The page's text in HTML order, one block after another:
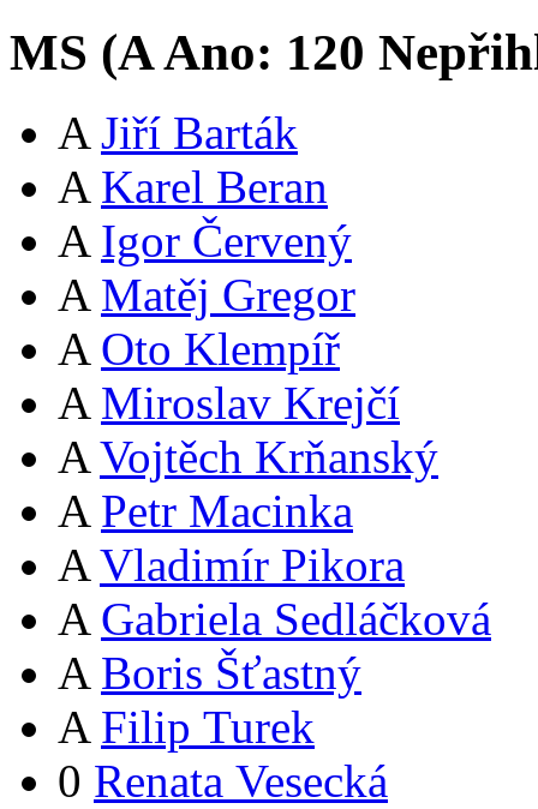
MS (AAno: 120
A Jiří Barták
A Karel Beran
A Igor Červený
A Matěj Gregor
A Oto Klempíř
A Miroslav Krejčí
A Vojtěch Krňanský
A Petr Macinka
A Vladimír Pikora
A Gabriela Sedláčková
A Boris Šťastný
A Filip Turek
0 Renata Vesecká